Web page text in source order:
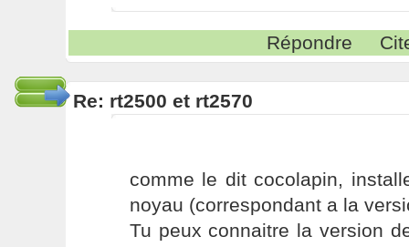
Répondre
Re: rt2500 et rt2570
comme le dit cocolapin,
noyau (correspondant a la
Tu peux connaitre la version